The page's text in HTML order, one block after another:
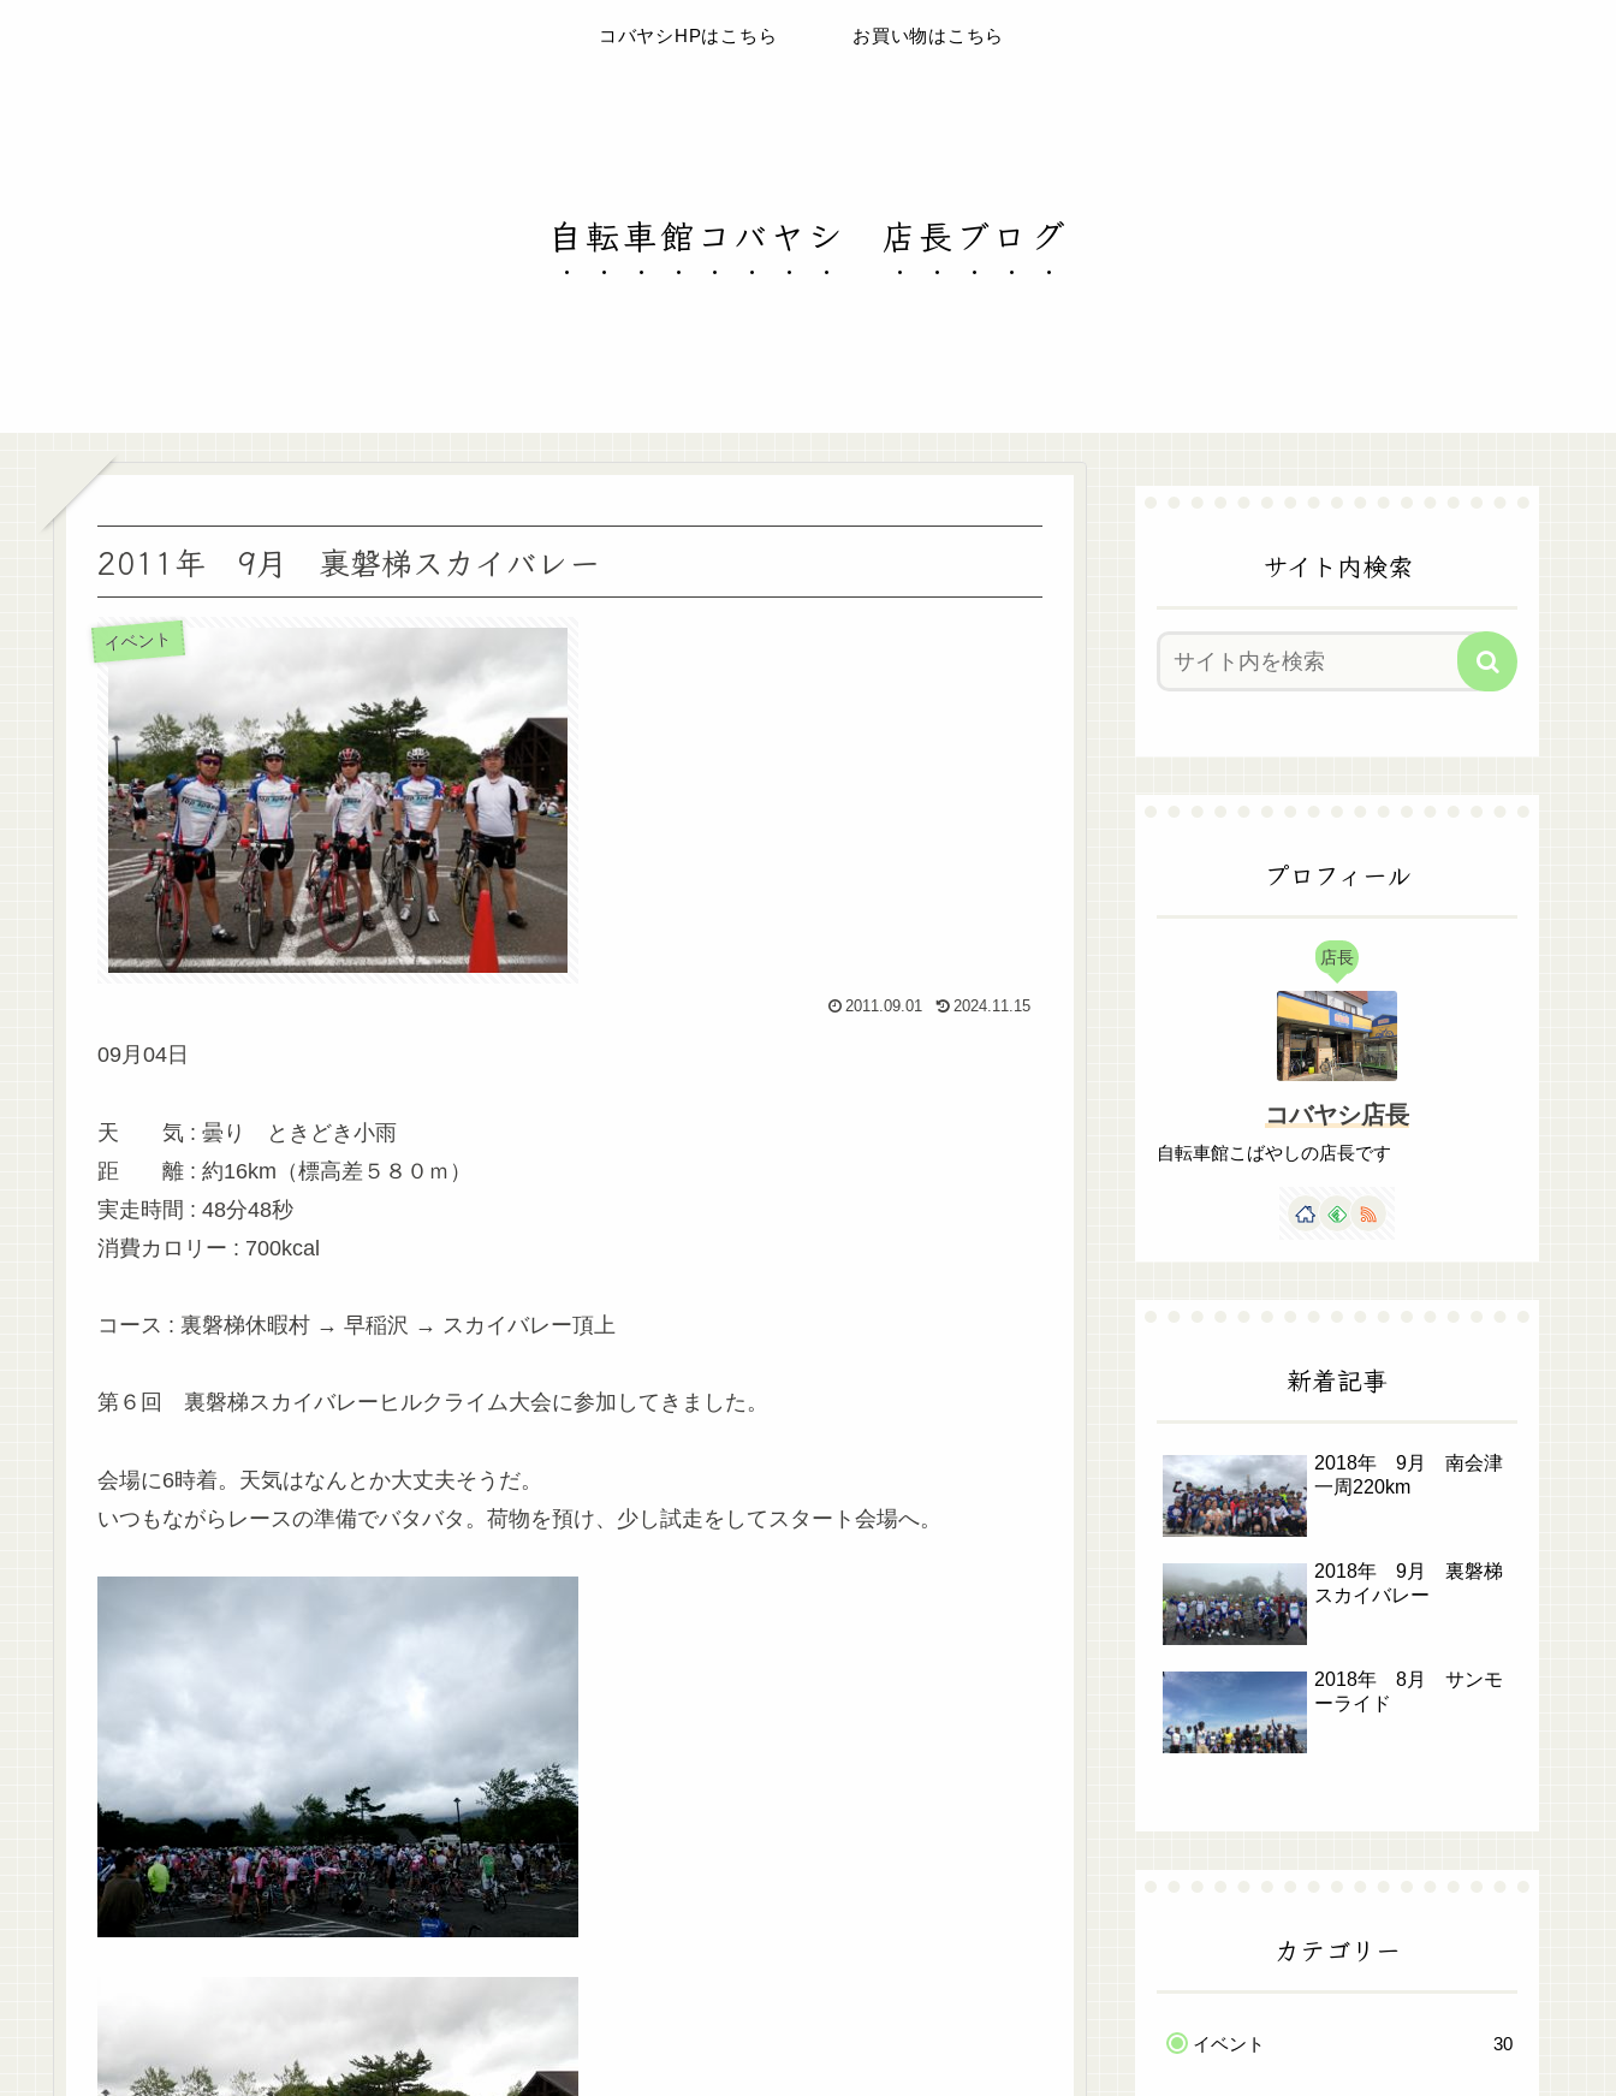
自転車館コバヤシ 店長ブログ
コバヤシHPはこちら お買い物はこちら
2011年 9月 裏磐梯スカイバレー
イベント
2011.09.01 2024.11.15
09月04日
天 気 : 曇り ときどき小雨
距 離 : 約16km（標高差５８０ｍ）
実走時間 : 48分48秒
消費カロリー : 700kcal
コース : 裏磐梯休暇村 → 早稲沢 → スカイバレー頂上
第６回 裏磐梯スカイバレーヒルクライム大会に参加してきました。
会場に6時着。天気はなんとか大丈夫そうだ。
いつもながらレースの準備でバタバタ。荷物を預け、少し試走をしてスタート会場へ。
サイト内検索
プロフィール
店長
コバヤシ店長
自転車館こばやしの店長です
新着記事
2018年 9月 南会津
一周220km
2018年 9月 裏磐梯
スカイバレー
2018年 8月 サンモ
ーライド
カテゴリー
イベント 30